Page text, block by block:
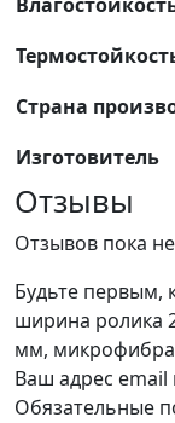
6
9
микрофибра
Страна
Изготовитель
Отзывы
Отзывов пока
Будьте первым,
ширина ролика
мм,
Ваш адрес email
Обязательные